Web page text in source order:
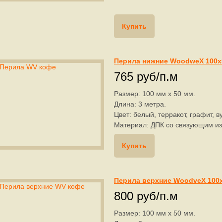
Купить
Перила нижние WoodweX
765 руб/п.м
Размер: 100 мм х 50 мм.
Длина: 3 метра.
Цвет: белый, терракот, графит,
Материал: ДПК со связующим
Купить
Перила верхние WoodveX
800 руб/п.м
Размер: 100 мм х 50 мм.